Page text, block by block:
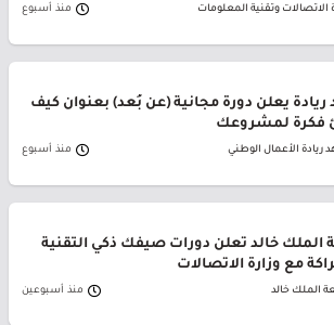
الاتصالات وتقنية المعلومات منذ أسبوع
يعلن دورة مجانية (عن بُعد) بعنوان كيف
فكرة لمشروعك
ريادة الأعمال الوطني منذ أسبوع
الملك خالد تعلن دورات صيفك ذكي التقنية
مع وزارة الاتصالات
الملك خالد منذ أسبوعين